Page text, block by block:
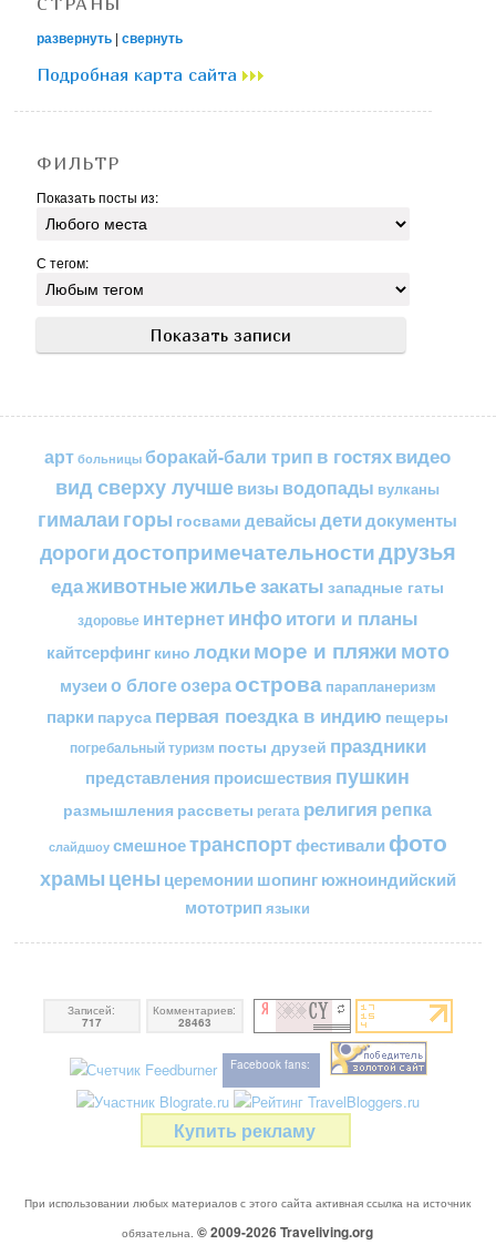
развернуть |свернуть
Подробная карта сайта
ФИЛЬТР
Показать посты из:
С тегом:
арт больницы боракай-бали трип в гостяхвидео
вид сверху лучшевизы водопады вулканы
гималаи горы госвами девайсы детидокументы
дорогидостопримечательностидрузья
едаживотныежильезакаты западные гаты
здоровье интернетинфоитоги и планы
кайтсерфинг кино лодкиморе и пляжимото
музеи о блогеозераострова парапланеризм
парки паруса первая поездка в индию пещеры
погребальный туризм посты друзей праздники
представления происшествия пушкин
размышления рассветы регата религия репка
слайдшоу смешноетранспортфестивали фото
храмы цены церемонии шопингюжноиндийский
мототрип языки
Записей:
717
Комментариев:
28463
Facebook fans:
Купить рекламу
При использовании любых материалов с этого сайта активная ссылка на источник
обязательна. © 2009-2026Traveliving.org